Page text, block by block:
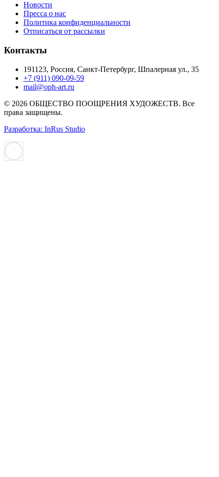
Новости
Пресса о нас
Политика конфиденциальности
Отписаться от рассылки
Контакты
191123, Россия, Санкт-Петербург, Шпалерная ул., 35
+7 (911) 090-09-59
mail@oph-art.ru
© 2026 ОБЩЕСТВО ПООЩРЕНИЯ ХУДОЖЕСТВ. Все
права защищены.
Разработка: InRus Studio